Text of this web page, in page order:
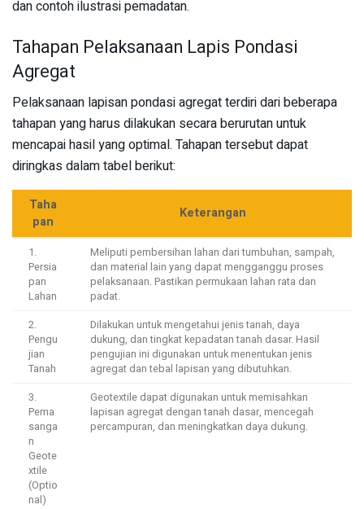
dan contoh ilustrasi pemadatan.
Tahapan Pelaksanaan Lapis Pondasi
Agregat
Pelaksanaan lapisan pondasi agregat terdiri dari beberapa
tahapan yang harus dilakukan secara berurutan untuk
mencapai hasil yang optimal. Tahapan tersebut dapat
diringkas dalam tabel berikut:
Taha
pan
Keterangan
1.
Persia
pan
Lahan
Meliputi pembersihan lahan dari tumbuhan, sampah,
dan material lain yang dapat mengganggu proses
pelaksanaan. Pastikan permukaan lahan rata dan
padat.
2.
Pengu
jian
Tanah
Dilakukan untuk mengetahui jenis tanah, daya
dukung, dan tingkat kepadatan tanah dasar. Hasil
pengujian ini digunakan untuk menentukan jenis
agregat dan tebal lapisan yang dibutuhkan.
3.
Pema
sanga
n
Geote
xtile
(Optio
nal)
Geotextile dapat digunakan untuk memisahkan
lapisan agregat dengan tanah dasar, mencegah
percampuran, dan meningkatkan daya dukung.